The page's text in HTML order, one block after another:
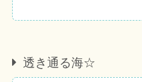
透き通る海☆